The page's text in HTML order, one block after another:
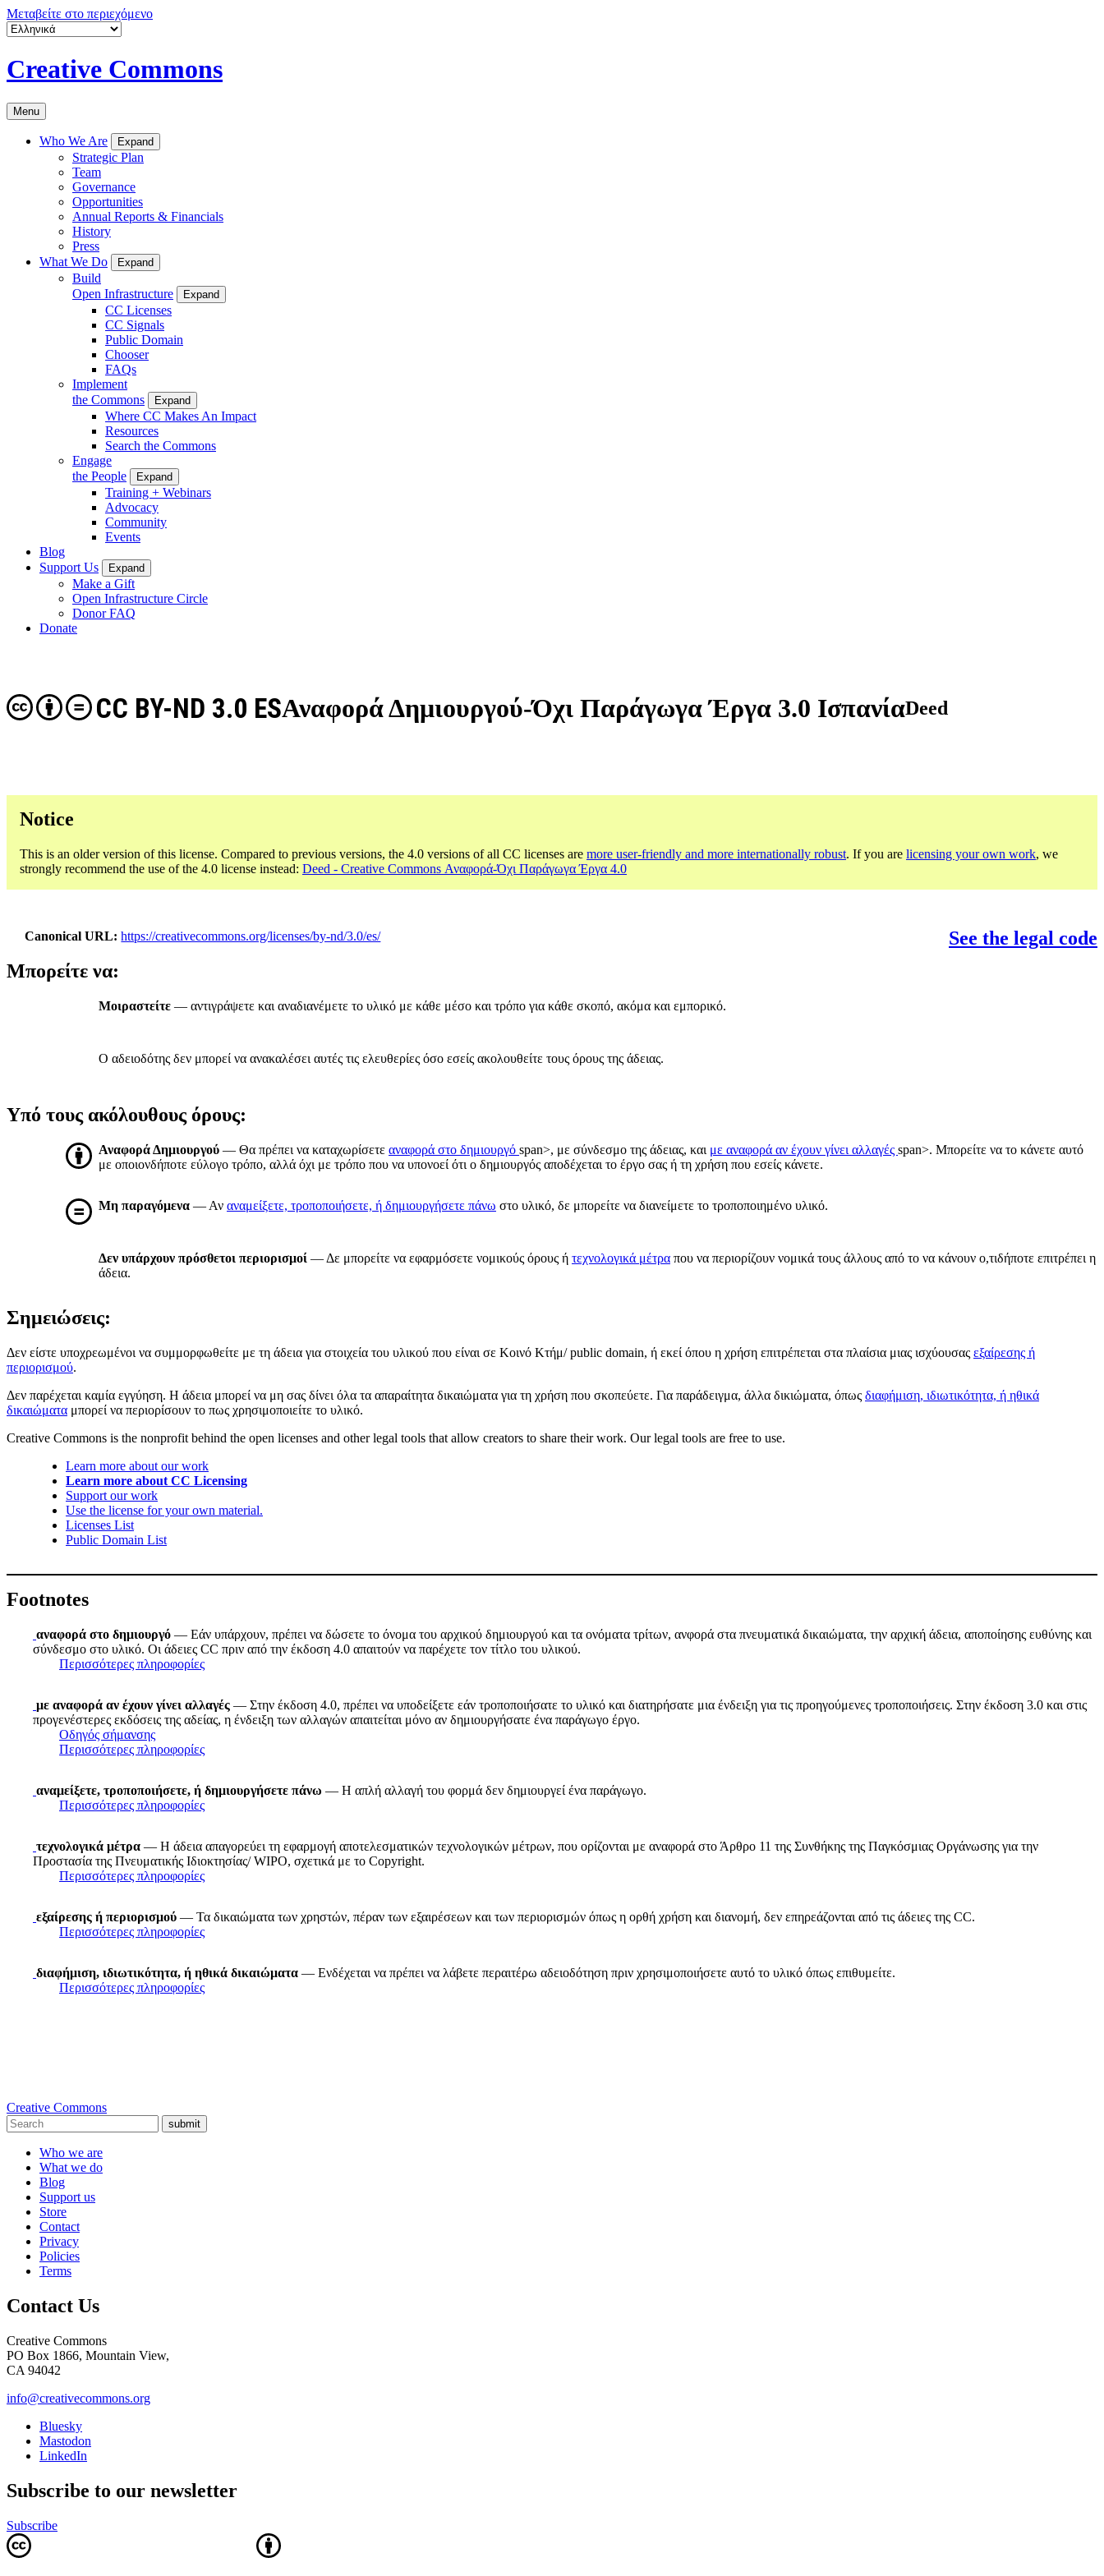
Μεταβείτε στο περιεχόμενο
Creative Commons
Menu
Who We Are Expand
Strategic Plan
Team
Governance
Opportunities
Annual Reports & Financials
History
Press
What We Do
Expand
Build
Open Infrastructure
Expand
CC Licenses
CC Signals
Public Domain
Chooser
FAQs
Implement
the Commons
Expand
Where CC Makes An Impact
Resources
Search the Commons
Engage
the People
Expand
Training + Webinars
Advocacy
Community
Events
Blog
Support Us
Expand
Make a Gift
Open Infrastructure Circle
Donor FAQ
Donate
Αναφορά Δημιουργού-Όχι Παράγωγα Έργα 3.0 Ισπανία
CC BY-ND 3.0 ES Deed
Notice
This is an older version of this license. Compared to previous versions, the 4.0 versions of all CC licenses are more user-friendly and more internationally robust. If you are licensing your own work, we
strongly recommend the use of the 4.0 license instead: Deed - Creative Commons Αναφορά-Όχι Παράγωγα Έργα 4.0
Canonical URL https://creativecommons.org/licenses/by-nd/3.0/es/
See the legal code
Μπορείτε να:
Μοιραστείτε — αντιγράψετε και αναδιανέμετε το υλικό με κάθε μέσο και τρόπο για κάθε σκοπό, ακόμα και εμπορικό.
Ο αδειοδότης δεν μπορεί να ανακαλέσει αυτές τις ελευθερίες όσο εσείς ακολουθείτε τους όρους της άδειας.
Υπό τους ακόλουθους όρους:
Αναφορά Δημιουργού — Θα πρέπει να καταχωρίσετε αναφορά στο δημιουργό span>, με σύνδεσμο της άδειας, και με αναφορά αν έχουν γίνει αλλαγές span>. Μπορείτε να το κάνετε αυτό
με οποιονδήποτε εύλογο τρόπο, αλλά όχι με τρόπο που να υπονοεί ότι ο δημιουργός αποδέχεται το έργο σας ή τη χρήση που εσείς κάνετε.
Μη παραγόμενα — Αν αναμείξετε, τροποποιήσετε, ή δημιουργήσετε πάνω στο υλικό, δε μπορείτε να διανείμετε το τροποποιημένο υλικό.
Δεν υπάρχουν πρόσθετοι περιορισμοί — Δε μπορείτε να εφαρμόσετε νομικούς όρους ή τεχνολογικά μέτρα που να περιορίζουν νομικά τους άλλους από το να κάνουν ο,τιδήποτε επιτρέπει η
άδεια.
Σημειώσεις:
Δεν είστε υποχρεωμένοι να συμμορφωθείτε με τη άδεια για στοιχεία του υλικού που είναι σε Κοινό Κτήμ/ public domain, ή εκεί όπου η χρήση επιτρέπεται στα πλαίσια μιας ισχύουσας εξαίρεσης ή
περιορισμού.
Δεν παρέχεται καμία εγγύηση. Η άδεια μπορεί να μη σας δίνει όλα τα απαραίτητα δικαιώματα για τη χρήση που σκοπεύετε. Για παράδειγμα, άλλα δικιώματα, όπως διαφήμιση, ιδιωτικότητα, ή ηθικά
δικαιώματα μπορεί να περιορίσουν το πως χρησιμοποιείτε το υλικό.
Creative Commons is the nonprofit behind the open licenses and other legal tools that allow creators to share their work. Our legal tools are free to use.
Learn more about our work
Learn more about CC Licensing
Support our work
Use the license for your own material.
Licenses List
Public Domain List
Footnotes
αναφορά στο δημιουργό — Εάν υπάρχουν, πρέπει να δώσετε το όνομα του αρχικού δημιουργού και τα ονόματα τρίτων, ανφορά στα πνευματικά δικαιώματα, την αρχική άδεια, αποποίησης ευθύνης και
σύνδεσμο στο υλικό. Οι άδειες CC πριν από την έκδοση 4.0 απαιτούν να παρέχετε τον τίτλο του υλικού.
Περισσότερες πληροφορίες
με αναφορά αν έχουν γίνει αλλαγές — Στην έκδοση 4.0, πρέπει να υποδείξετε εάν τροποποιήσατε το υλικό και διατηρήσατε μια ένδειξη για τις προηγούμενες τροποποιήσεις. Στην έκδοση 3.0 και στις
προγενέστερες εκδόσεις της αδείας, η ένδειξη των αλλαγών απαιτείται μόνο αν δημιουργήσατε ένα παράγωγο έργο.
Οδηγός σήμανσης
Περισσότερες πληροφορίες
αναμείξετε, τροποποιήσετε, ή δημιουργήσετε πάνω — Η απλή αλλαγή του φορμά δεν δημιουργεί ένα παράγωγο.
Περισσότερες πληροφορίες
τεχνολογικά μέτρα — Η άδεια απαγορεύει τη εφαρμογή αποτελεσματικών τεχνολογικών μέτρων, που ορίζονται με αναφορά στο Άρθρο 11 της Συνθήκης της Παγκόσμιας Οργάνωσης για την
Προστασία της Πνευματικής Ιδιοκτησίας/ WIPO, σχετικά με το Copyright.
Περισσότερες πληροφορίες
εξαίρεσης ή περιορισμού — Τα δικαιώματα των χρηστών, πέραν των εξαιρέσεων και των περιορισμών όπως η ορθή χρήση και διανομή, δεν επηρεάζονται από τις άδειες της CC.
Περισσότερες πληροφορίες
διαφήμιση, ιδιωτικότητα, ή ηθικά δικαιώματα — Ενδέχεται να πρέπει να λάβετε περαιτέρω αδειοδότηση πριν χρησιμοποιήσετε αυτό το υλικό όπως επιθυμείτε.
Περισσότερες πληροφορίες
Creative Commons
submit
Who we are
What we do
Blog
Support us
Store
Contact
Privacy
Policies
Terms
Contact Us
Creative Commons
PO Box 1866, Mountain View,
CA 94042
info@creativecommons.org
Bluesky
Mastodon
LinkedIn
Subscribe to our newsletter
Subscribe